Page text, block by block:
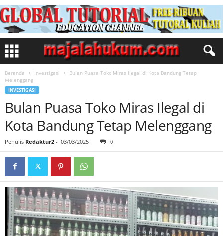
Beranda Investigasi
Bulan Puasa Toko Miras Ilegal di Kota Bandung Tetap
Melenggang
INVESTIGASI
Bulan Puasa Toko Miras Ilegal di
Kota Bandung Tetap Melenggang
Penulis Redaktur2 - 03/03/2025 0